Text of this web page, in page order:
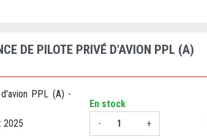
DE PILOTE PRIVÉ D'AVION PPL (A)
PPL (A) -
: 2025
En stock
-
+